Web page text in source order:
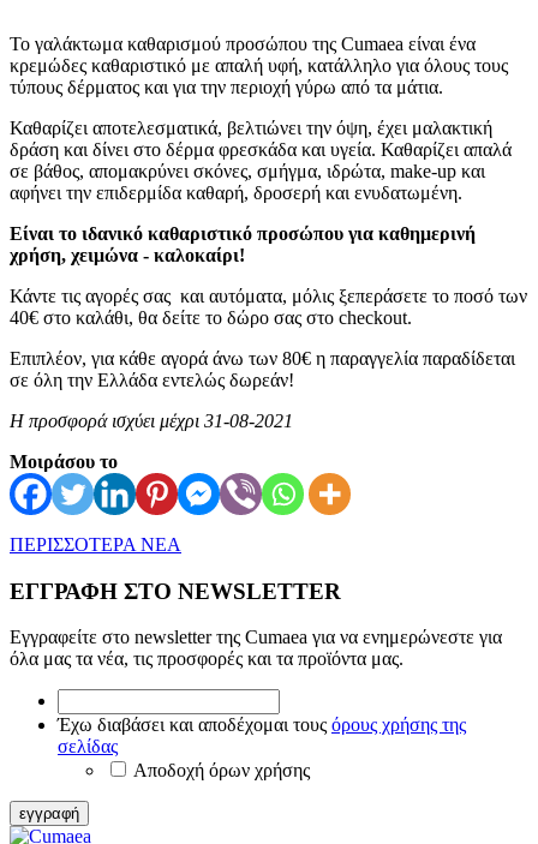
Το γαλάκτωμα καθαρισμού προσώπου της Cumaea είναι ένα
κρεμώδες καθαριστικό με απαλή υφή, κατάλληλο για όλους τους
τύπους δέρματος και για την περιοχή γύρω από τα μάτια.
Καθαρίζει αποτελεσματικά, βελτιώνει την όψη, έχει μαλακτική
δράση και δίνει στο δέρμα φρεσκάδα και υγεία. Καθαρίζει απαλά
σε βάθος, απομακρύνει σκόνες, σμήγμα, ιδρώτα, make-up και
αφήνει την επιδερμίδα καθαρή, δροσερή και ενυδατωμένη.
Είναι το ιδανικό καθαριστικό προσώπου για καθημερινή
χρήση, χειμώνα - καλοκαίρι!
Κάντε τις αγορές σας και αυτόματα, μόλις ξεπεράσετε το ποσό των
40€ στο καλάθι, θα δείτε το δώρο σας στο checkout.
Επιπλέον, για κάθε αγορά άνω των 80€ η παραγγελία παραδίδεται
σε όλη την Ελλάδα εντελώς δωρεάν!
Η προσφορά ισχύει μέχρι 31-08-2021
Μοιράσου το
ΠΕΡΙΣΣΟΤΕΡΑ ΝΕΑ
ΕΓΓΡΑΦΗ ΣΤΟ NEWSLETTER
Εγγραφείτε στο newsletter της Cumaea για να ενημερώνεστε για
όλα μας τα νέα, τις προσφορές και τα προϊόντα μας.
Έχω
διαβάσει
τους
όρους
Έχω διαβάσει και αποδέχομαι τους όρους χρήσης της
σελίδας
Αποδοχή όρων χρήσης
εγγραφή